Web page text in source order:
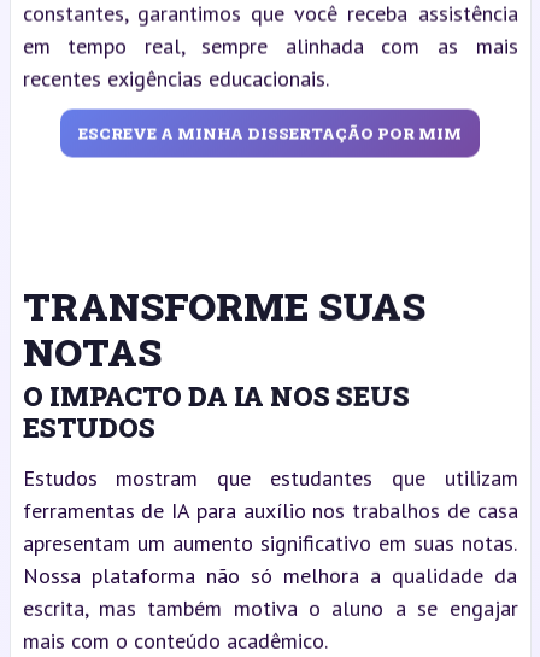
constantes, garantimos que você receba assistência
em tempo real, sempre alinhada com as mais
recentes exigências educacionais.
ESCREVE A MINHA DISSERTAÇÃO POR MIM
TRANSFORME SUAS
NOTAS
O IMPACTO DA IA NOS SEUS
ESTUDOS
Estudos mostram que estudantes que utilizam
ferramentas de IA para auxílio nos trabalhos de casa
apresentam um aumento significativo em suas notas.
Nossa plataforma não só melhora a qualidade da
escrita, mas também motiva o aluno a se engajar
mais com o conteúdo acadêmico.